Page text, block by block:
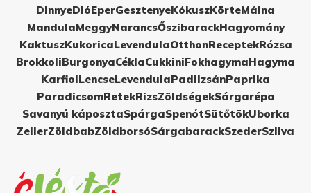
DinnyeDióEperGesztenyeKókuszKörteMálna
MandulaMeggyNarancsŐszibarackHagyomány
KaktuszKukoricaLevendulaOtthonReceptekRózsa
BrokkoliBurgonyaCéklaCukkiniFokhagymaHagyma
KarfiolLencseLevendulaPadlizsánPaprika
ParadicsomRetekRizsZöldségekSárgarépa
Savanyú káposztaSpárgaSpenótSütőtökUborka
ZellerZöldbabZöldborsóSárgabarackSzederSzilva